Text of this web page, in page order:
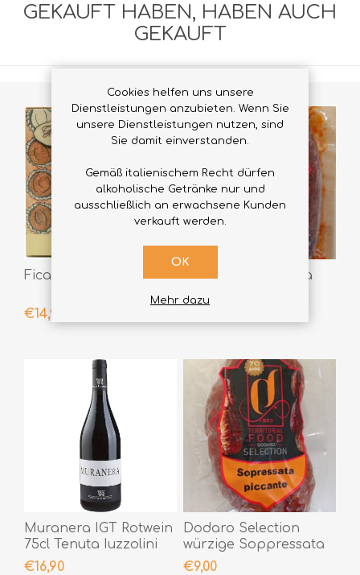
GEKAUFT HABEN, HABEN AUCH
GEKAUFT
Ficafè
€14,90
'Nduja von Spilinga
400gr
Muranera IGT Rotwein
75cl Tenuta Iuzzolini
€16,90
Dodaro Selection
würzige Soppressata
300gr
€9,00
Cookies helfen uns unsere
Dienstleistungen anzubieten. Wenn Sie
unsere Dienstleistungen nutzen, sind
Sie damit einverstanden.
Gemäß italienischem Recht dürfen
alkoholische Getränke nur und
ausschließlich an erwachsene Kunden
verkauft werden.
OK
Mehr dazu